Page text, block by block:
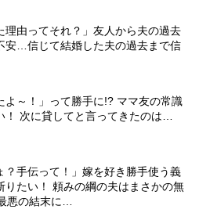
理由ってそれ？」友人から夫の過去
安…信じて結婚した夫の過去まで信
よ～！」って勝手に!? ママ友の常識
！ 次に貸してと言ってきたのは…
？手伝って！」嫁を好き勝手使う義
りたい！ 頼みの綱の夫はまさかの無
悪の結末に…